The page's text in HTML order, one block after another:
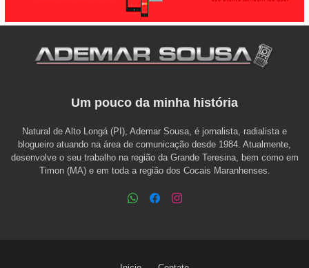
Um pouco da minha história
Natural de Alto Longá (PI), Ademar Sousa, é jornalista, radialista e
blogueiro atuando na área de comunicação desde 1984. Atualmente,
desenvolve o seu trabalho na região da Grande Teresina, bem como em
Timon (MA) e em toda a região dos Cocais Maranhenses.